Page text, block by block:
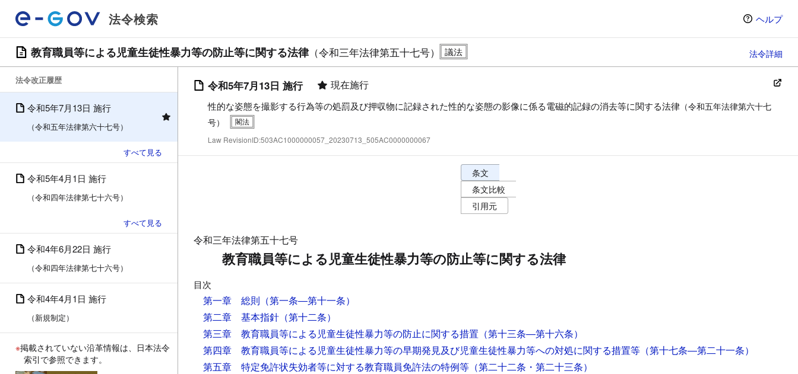
法令検索 ヘルプ
教育職員等による児童生徒性暴力等の防止等に関する法律（令和三年法律第五十七号） 法令詳細
法令改正履歴
令和5年7月13日 施行
（令和五年法律第六十七号）
令和5年4月1日 施行
（令和四年法律第七十六号）
令和4年6月22日 施行
（令和四年法律第七十六号）
令和4年4月1日 施行
（新規制定）
※掲載されていない沿革情報は、日本法令
索引で参照できます。
令和5年7月13日 施行 現在施行
性的な姿態を撮影する行為等の処罰及び押収物に記録された性的な姿態の影像に係る電磁的記録の消去等に関する法律 （令和五年法律第六十七
号）
Law RevisionID:503AC1000000057_20230713_505AC0000000067
条文表示オプション（選択すると条文の表示方法が変わります）
条文
条文比較
引用元
令和三年法律第五十七号
教育職員等による児童生徒性暴力等の防止等に関する法律
目次
第一章 総則 （第一条―第十一条）
第二章 基本指針 （第十二条）
第三章 教育職員等による児童生徒性暴力等の防止に関する措置 （第十三条―第十六条）
第四章 教育職員等による児童生徒性暴力等の早期発見及び児童生徒性暴力等への対処に関する措置等 （第十七条―第二十一条）
第五章 特定免許状失効者等に対する教育職員免許法の特例等 （第二十二条・第二十三条）